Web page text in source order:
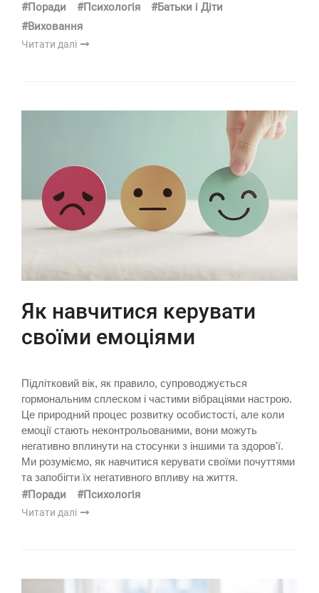
#Поради #Психологія
#Батьки і Діти
#Виховання
Читати далі
Як навчитися керувати
своїми емоціями
Підлітковий вік, як правило, супроводжується
гормональним сплеском і частими вібраціями настрою.
Це природний процес розвитку особистості, але коли
емоції стають неконтрольованими, вони можуть
негативно вплинути на стосунки з іншими та здоров'ї.
Ми розуміємо, як навчитися керувати своїми почуттями
та запобігти їх негативного впливу на життя.
#Поради #Психологія
Читати далі